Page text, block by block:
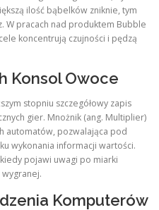
COACHING
ilość bąbelków zniknie, tym
W pracach nad produktem Bubble
koncentrują czujności i pędzą
Konsol Owoce
stopniu szczegółowy zapis
gier. Mnożnik (ang. Multiplier)
automatów, pozwalająca pod
wykonania informacji wartości.
pojawi uwagi po miarki
Komputerów